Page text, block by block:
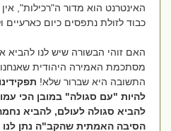
האינטרנט הוא מדור ה"רכילות", אין
כבוד לזולת נתפסים כיום כארעיים ולא
האם זוהי הבשורה שיש לנו להביא
מסתכמת האמירה היהודית שאנחנו
התשובה היא שברור שלא!תפקידינו
להיות "עם סגולה" במובן הכי
להביא סגולה לעולם, להביא
הסיבה האמתית שהקב"ה נתן לנו